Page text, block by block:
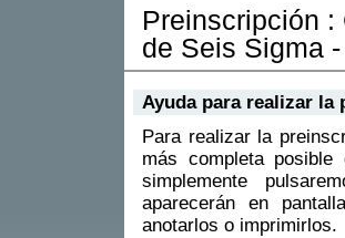
Preinscripción
de Seis Sigma
Ayuda para realizar la
Para realizar la
más completa
simplemente
aparecerán en
anotarlos o imprimirlos.